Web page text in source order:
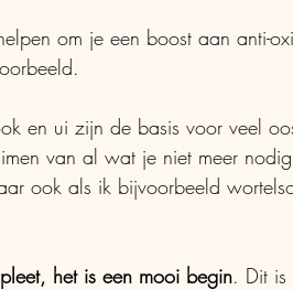
om je een boost aan anti-
en ui zijn de basis voor veel
van al wat je niet meer
ook als ik bijvoorbeeld
het is een mooi begin. Dit